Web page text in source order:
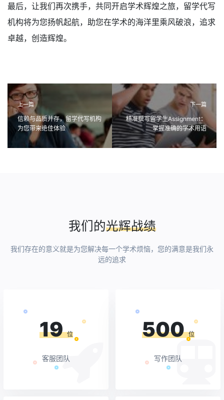
最后，让我们再次携手，共同开启学术辉煌之旅，留学代写
机构将为您扬帆起航，助您在学术的海洋里乘风破浪，追求
卓越，创造辉煌。
上一篇
信赖与品质并存，留学代写机构
为您带来绝佳体验
下一篇
精准撰写留学生Assignment：
掌握准确的学术用语
我们的光辉战绩
我们存在的意义就是为您解决每一个学术烦恼，您的满意是我们永
远的追求
19 位
客服团队
500 位
写作团队